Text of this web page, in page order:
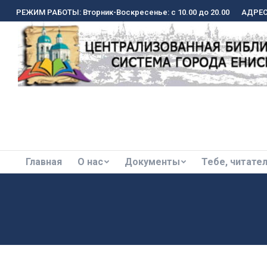
РЕЖИМ РАБОТЫ: Вторник-Воскресенье: с 10.00 до 20.00
Главная О нас Документы Тебе,
РЕЖИМ РАБОТЫ: Вторник-Воскресенье: с 10.00 до 20.00
Главная О нас Документы Тебе,